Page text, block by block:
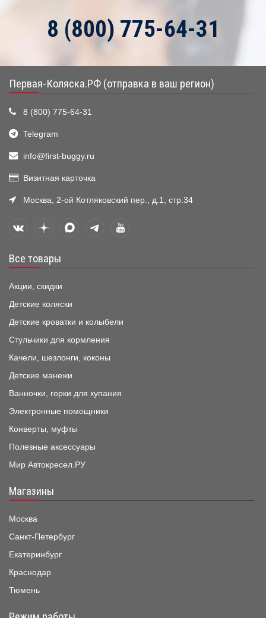
8 (800) 775-64-31
Первая-Коляска.РФ (отправка в ваш регион)
8 (800) 775-64-31
Telegram
info@first-buggy.ru
Визитная карточка
Москва, 2-ой Котляковский пер., д.1, стр.34
Все товары
Акции, скидки
Детские коляски
Детские кроватки и колыбели
Стульчики для кормления
Качели, шезлонги, коконы
Детские манежи
Ванночки, горки для купания
Электронные помощники
Конверты, муфты
Полезные аксессуары
Мир Автокресел.РУ
Магазины
Москва
Санкт-Петербург
Екатеринбург
Краснодар
Тюмень